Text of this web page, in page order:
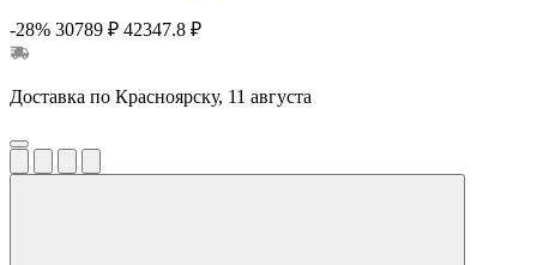
-28% 30789 ₽ 42347.8 ₽
Доставка по Красноярску, 11 августа